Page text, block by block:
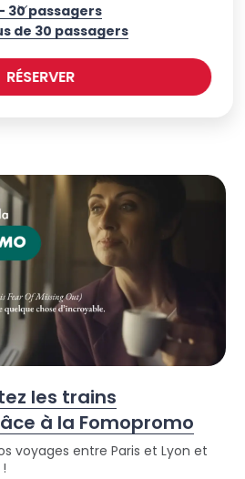
30 passagers
de 30 passagers
RÉSERVER
les trains
à la Fomopromo
voyages entre Paris et Lyon et